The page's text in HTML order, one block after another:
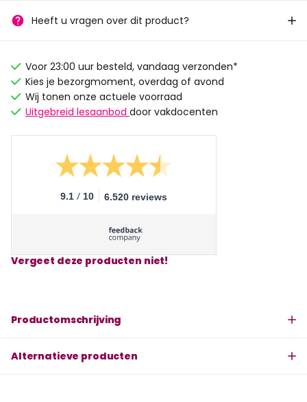
Heeft u vragen over dit product?
Voor 23:00 uur besteld, vandaag verzonden*
Kies je bezorgmoment, overdag of avond
Wij tonen onze actuele voorraad
Uitgebreid lesaanbod door vakdocenten
9.1 / 10 6.520 reviews
Vergeet deze producten niet!
Productomschrijving
Alternatieve producten